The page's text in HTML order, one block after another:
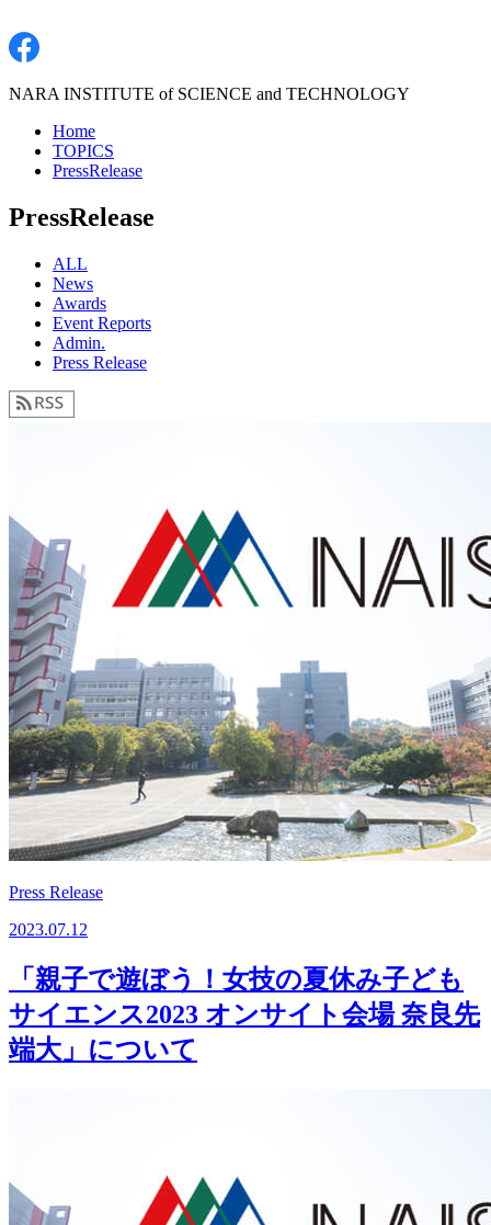
NARA INSTITUTE of SCIENCE and TECHNOLOGY
Home
TOPICS
PressRelease
PressRelease
ALL
News
Awards
Event Reports
Admin.
Press Release
Press Release
2023.07.12
「親子で遊ぼう！女技の夏休み子ども
サイエンス2023 オンサイト会場 奈良先
端大」について